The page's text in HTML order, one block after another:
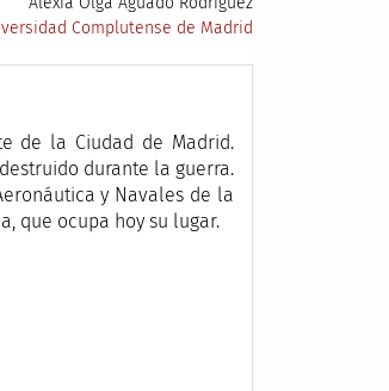
Complutense de Madrid
de la Ciudad de Madrid.
durante la guerra.
y Navales de la
que ocupa hoy su lugar.